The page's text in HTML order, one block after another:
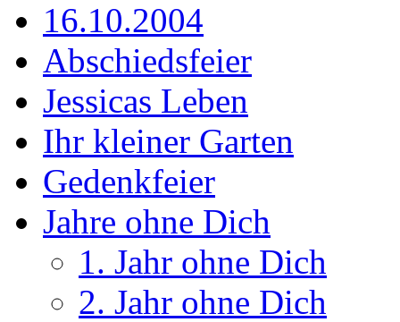
16.10.2004
Abschiedsfeier
Jessicas Leben
Ihr kleiner Garten
Gedenkfeier
Jahre ohne Dich
1. Jahr ohne Dich
2. Jahr ohne Dich